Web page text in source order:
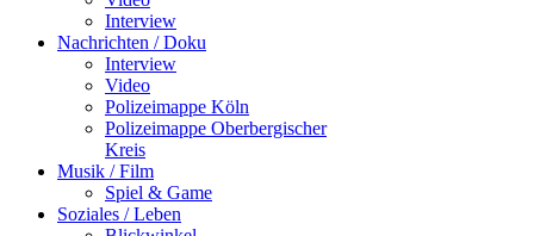
Interview
Nachrichten / Doku
Interview
Video
Polizeimappe Köln
Polizeimappe Oberbergischer
Kreis
Musik / Film
Spiel & Game
Soziales / Leben